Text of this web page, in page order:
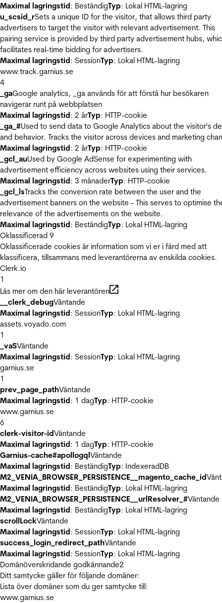
Maximal lagringstid: BeständigTyp: Lokal HTML-lagring
u_scsid_rSets a unique ID for the visitor, that allows third party
advertisers to target the visitor with relevant advertisement. This
pairing service is provided by third party advertisement hubs,
facilitates real-time bidding for advertisers.
Maximal lagringstid: SessionTyp: Lokal HTML-lagring
www.track.garnius.se
4
_gaGoogle analytics, _ga används för att förstå hur besökaren
navigerar runt på webbplatsen
Maximal lagringstid: 2 årTyp: HTTP-cookie
_ga_#Used to send data to Google Analytics about the visitor's
and behavior. Tracks the visitor across devices and marketing
Maximal lagringstid: 2 årTyp: HTTP-cookie
_gcl_auUsed by Google AdSense for experimenting with
advertisement efficiency across websites using their services.
Maximal lagringstid: 3 månaderTyp: HTTP-cookie
_gcl_lsTracks the conversion rate between the user and the
advertisement banners on the website - This serves to optimise
relevance of the advertisements on the website.
Maximal lagringstid: BeständigTyp: Lokal HTML-lagring
Oklassificerad 9
Oklassificerade cookies är information som vi er i färd med att
klassificera, tillsammans med leverantörerna av enskilda cookies.
Clerk.io
1
Läs mer om den här leverantören
__clerk_debugVäntande
Maximal lagringstid: SessionTyp: Lokal HTML-lagring
assets.voyado.com
1
_vaSVäntande
Maximal lagringstid: SessionTyp: Lokal HTML-lagring
garnius.se
1
prev_page_pathVäntande
Maximal lagringstid: 1 dagTyp: HTTP-cookie
www.garnius.se
6
clerk-visitor-idVäntande
Maximal lagringstid: 1 dagTyp: HTTP-cookie
Garnius-cache#apollogqlVäntande
Maximal lagringstid: BeständigTyp: IndexeradDB
M2_VENIA_BROWSER_PERSISTENCE__magento_cache_id
Maximal lagringstid: BeständigTyp: Lokal HTML-lagring
M2_VENIA_BROWSER_PERSISTENCE__urlResolver_#Väntande
Maximal lagringstid: BeständigTyp: Lokal HTML-lagring
scrollLockVäntande
Maximal lagringstid: SessionTyp: Lokal HTML-lagring
success_login_redirect_pathVäntande
Maximal lagringstid: SessionTyp: Lokal HTML-lagring
Domänöverskridande godkännande2
Ditt samtycke gäller för följande domäner:
Lista över domäner som du ger samtycke till:
www.garnius.se